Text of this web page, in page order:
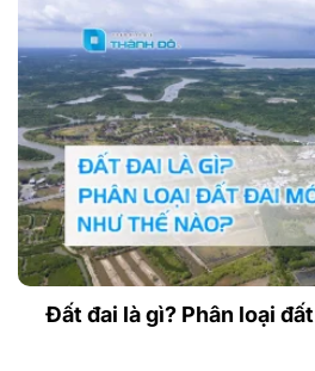
Đất đai là gì? Phân loại